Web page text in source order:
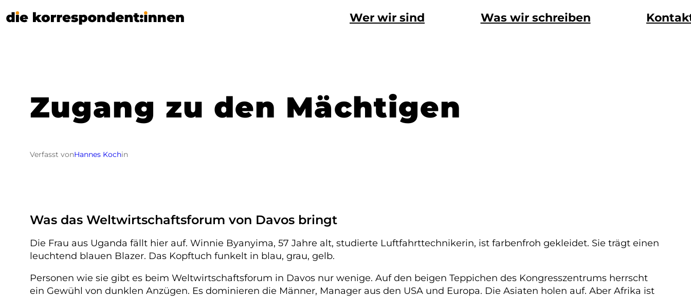
Wer wir sind Was wir schreiben
Zugang zu den Mächtigen
Verfasst vonHannes Kochin
Was das Weltwirtschaftsforum von Davos bringt
Die Frau aus Uganda fällt hier auf. Winnie Byanyima, 57 Jahre alt, studierte Luftfahrttechnikerin, ist farbenfroh gekleidet. Sie trägt einen
leuchtend blauen Blazer. Das Kopftuch funkelt in blau, grau, gelb.
Personen wie sie gibt es beim Weltwirtschaftsforum in Davos nur wenige. Auf den beigen Teppichen des Kongresszentrums herrscht
ein Gewühl von dunklen Anzügen. Es dominieren die Männer, Manager aus den USA und Europa. Die Asiaten holen auf. Aber Afrika ist